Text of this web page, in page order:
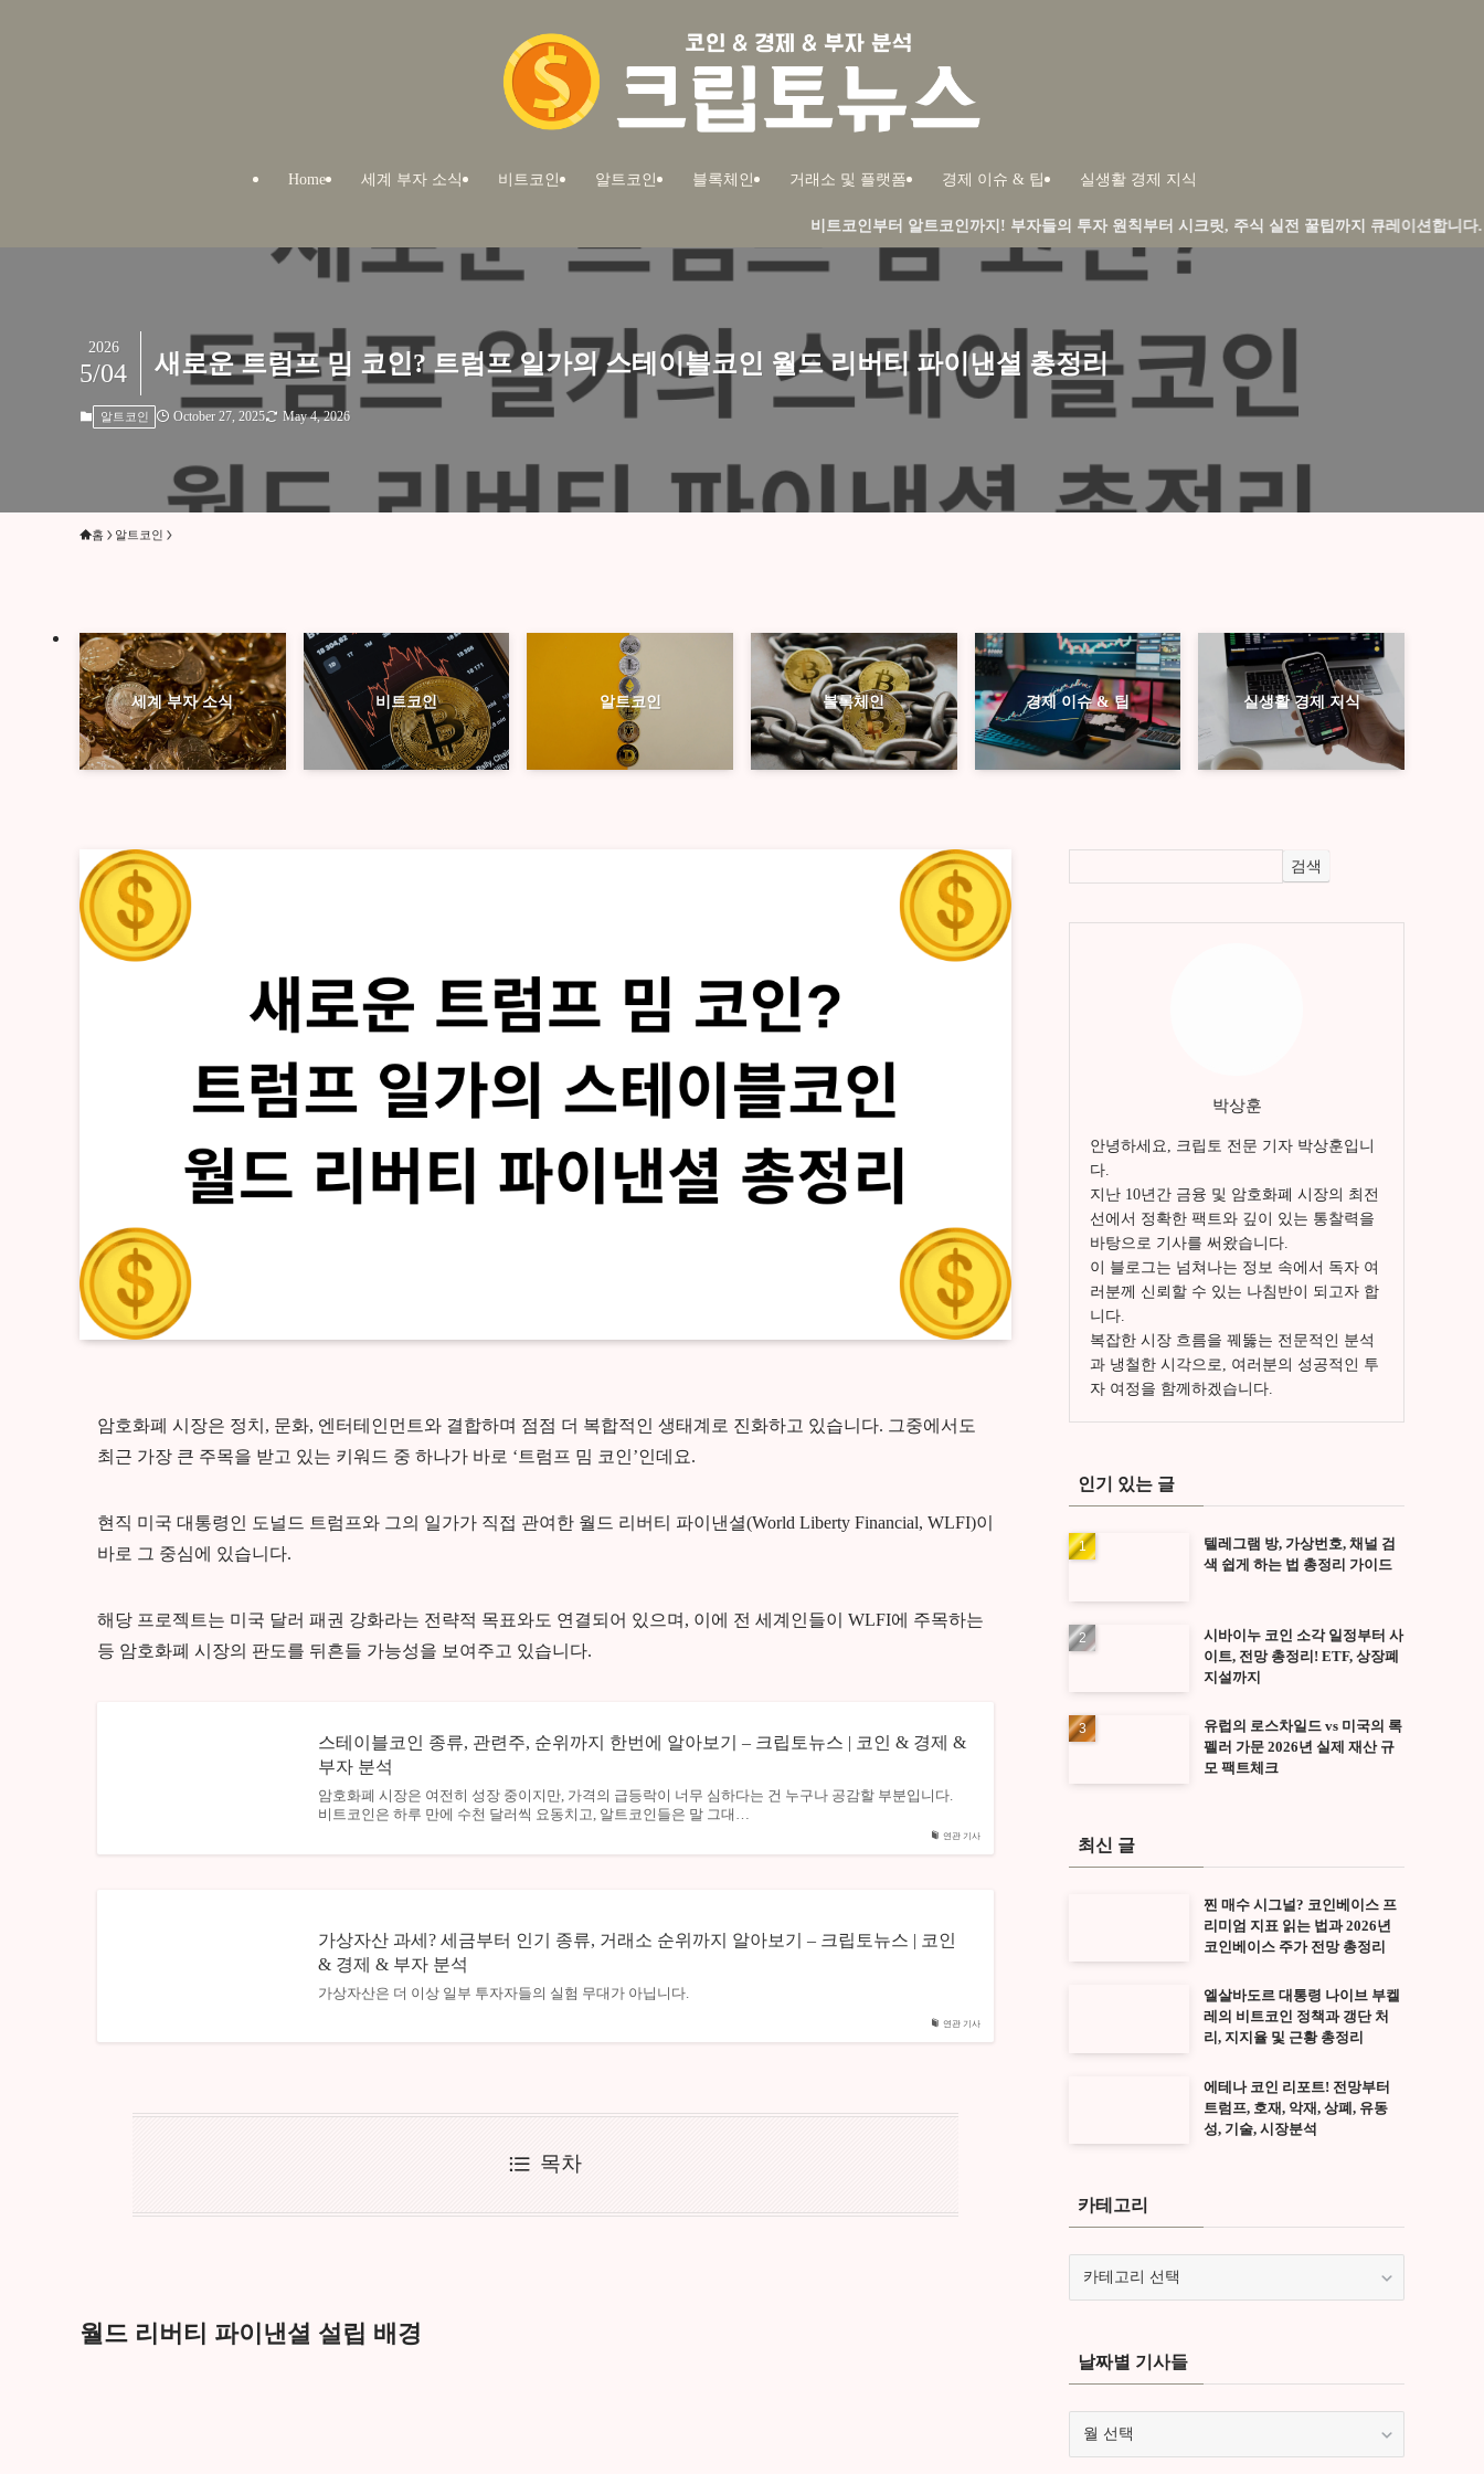
Home 세계 부자 소식 비트코인 알트코인 블록체인 거래소 및 플랫폼 경제 이슈 & 팁 실생활 경제 지식
비트코인부터 알트코인까지! 부자들의 투자 원칙부터 시크릿, 주식 실전 꿀팁까지 큐레이션합니다.
새로운 트럼프 밈 코인? 트럼프 일가의 스테이블코인 월드 리버티 파이낸셜 총정리
2026
5/04
알트코인 October 27, 2025 May 4, 2026
홈 알트코인
세계 부자 소식 비트코인 알트코인 블록체인 경제 이슈 & 팁 실생활 경제 지식
암호화폐 시장은 정치, 문화, 엔터테인먼트와 결합하며 점점 더 복합적인 생태계로 진화하고 있습니다. 그중에서도
최근 가장 큰 주목을 받고 있는 키워드 중 하나가 바로 ‘트럼프 밈 코인’인데요.
현직 미국 대통령인 도널드 트럼프와 그의 일가가 직접 관여한 월드 리버티 파이낸셜(World Liberty Financial, WLFI)이
바로 그 중심에 있습니다.
해당 프로젝트는 미국 달러 패권 강화라는 전략적 목표와도 연결되어 있으며, 이에 전 세계인들이 WLFI에 주목하는
등 암호화폐 시장의 판도를 뒤흔들 가능성을 보여주고 있습니다.
연관 기사
스테이블코인 종류, 관련주, 순위까지 한번에 알아보기 – 크립토뉴스 | 코인 & 경제 &
부자 분석
암호화폐 시장은 여전히 성장 중이지만, 가격의 급등락이 너무 심하다는 건 누구나 공감할 부분입니다.
비트코인은 하루 만에 수천 달러씩 요동치고, 알트코인들은 말 그대…
연관 기사
가상자산 과세? 세금부터 인기 종류, 거래소 순위까지 알아보기 – 크립토뉴스 | 코인
& 경제 & 부자 분석
가상자산은 더 이상 일부 투자자들의 실험 무대가 아닙니다.
목차
월드 리버티 파이낸셜 설립 배경
검색
박상훈
안녕하세요, 크립토 전문 기자 박상훈입니
다.
지난 10년간 금융 및 암호화폐 시장의 최전
선에서 정확한 팩트와 깊이 있는 통찰력을
바탕으로 기사를 써왔습니다.
이 블로그는 넘쳐나는 정보 속에서 독자 여
러분께 신뢰할 수 있는 나침반이 되고자 합
니다.
복잡한 시장 흐름을 꿰뚫는 전문적인 분석
과 냉철한 시각으로, 여러분의 성공적인 투
자 여정을 함께하겠습니다.
인기 있는 글
텔레그램 방, 가상번호, 채널 검
색 쉽게 하는 법 총정리 가이드
시바이누 코인 소각 일정부터 사
이트, 전망 총정리! ETF, 상장폐
지설까지
유럽의 로스차일드 vs 미국의 록
펠러 가문 2026년 실제 재산 규
모 팩트체크
최신 글
찐 매수 시그널? 코인베이스 프
리미엄 지표 읽는 법과 2026년
코인베이스 주가 전망 총정리
엘살바도르 대통령 나이브 부켈
레의 비트코인 정책과 갱단 처
리, 지지율 및 근황 총정리
에테나 코인 리포트! 전망부터
트럼프, 호재, 악재, 상폐, 유동
성, 기술, 시장분석
카테고리
날짜별 기사들